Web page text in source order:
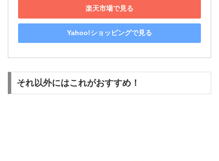
楽天市場で見る
Yahoo!ショッピングで見る
それ以外にはこれがおすすめ！